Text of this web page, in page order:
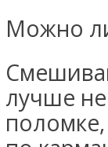
Можно
лучше